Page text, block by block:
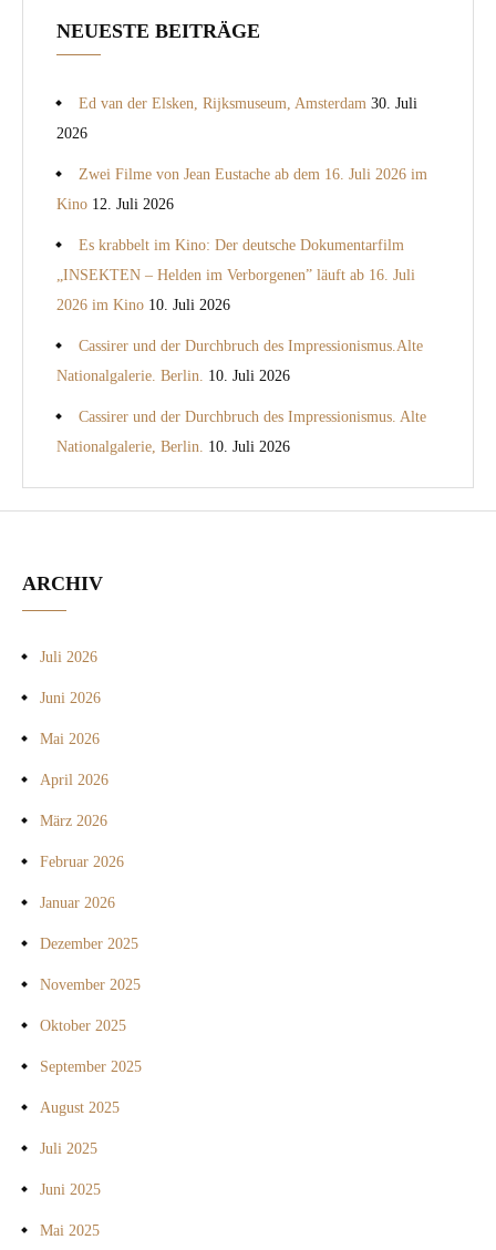
NEUESTE BEITRÄGE
Ed van der Elsken, Rijksmuseum, Amsterdam 30. Juli
2026
Zwei Filme von Jean Eustache ab dem 16. Juli 2026 im
Kino 12. Juli 2026
Es krabbelt im Kino: Der deutsche Dokumentarfilm
„INSEKTEN – Helden im Verborgenen” läuft ab 16. Juli
2026 im Kino 10. Juli 2026
Cassirer und der Durchbruch des Impressionismus.Alte
Nationalgalerie. Berlin. 10. Juli 2026
Cassirer und der Durchbruch des Impressionismus. Alte
Nationalgalerie, Berlin. 10. Juli 2026
ARCHIV
Juli 2026
Juni 2026
Mai 2026
April 2026
März 2026
Februar 2026
Januar 2026
Dezember 2025
November 2025
Oktober 2025
September 2025
August 2025
Juli 2025
Juni 2025
Mai 2025